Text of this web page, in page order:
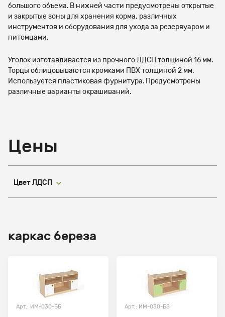
большого объема. В нижней части предусмотрены открытые
и закрытые зоны для хранения корма, различных
инструментов и оборудования для ухода за резервуаром и
питомцами.
Уголок изготавливается из прочного ЛДСП толщиной 16 мм.
Торцы облицовываются кромками ПВХ толщиной 2 мм.
Используется пластиковая фурнитура. Предусмотрены
различные варианты окрашиваний.
Цены
Цвет ЛДСП
каркас береза
Арт.: ИМ-030-ББ Арт.: ИМ-030-БЗ